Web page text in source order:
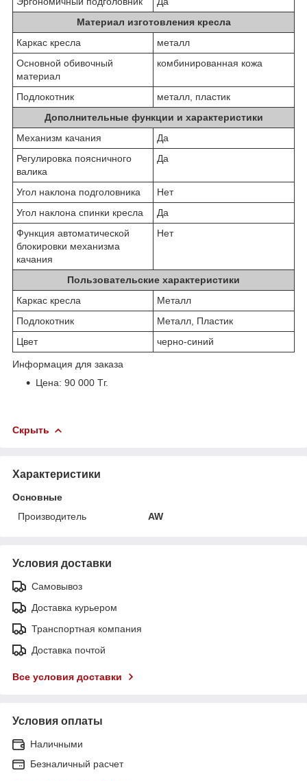
Материал изготовления кресла
Каркас кресла
металл
Основной обивочный
материал
комбинированная кожа
Подлокотник
металл, пластик
Дополнительные функции и характеристики
Механизм качания
Да
Регулировка поясничного
валика
Да
Угол наклона подголовника
Нет
Угол наклона спинки кресла
Да
Функция автоматической
блокировки механизма
качания
Нет
Пользовательские характеристики
Каркас кресла
Металл
Подлокотник
Металл, Пластик
Цвет
черно-синий
Информация для заказа
Цена: 90 000 Тг.
Скрыть
Характеристики
Основные
Производитель
AW
Условия доставки
Самовывоз
Доставка курьером
Транспортная компания
Доставка почтой
Все условия доставки
Условия оплаты
Наличными
Безналичный расчет